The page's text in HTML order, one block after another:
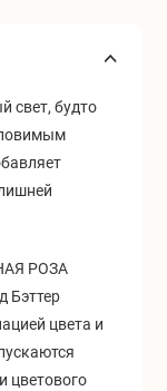
свет, будто
РОЗА
Бэттер
цвета и
цветового